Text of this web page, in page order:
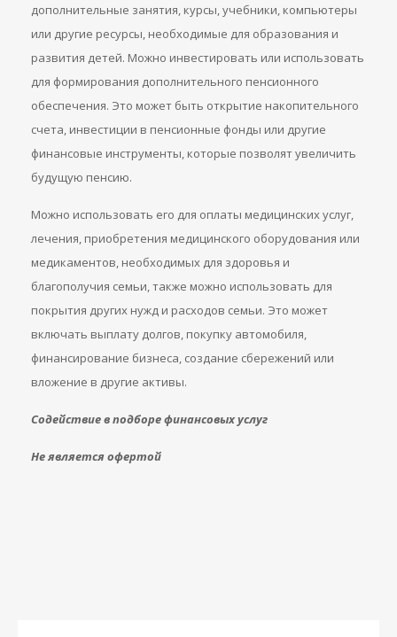
дополнительные занятия, курсы, учебники, компьютеры
или другие ресурсы, необходимые для образования и
развития детей. Можно инвестировать или использовать
для формирования дополнительного пенсионного
обеспечения. Это может быть открытие накопительного
счета, инвестиции в пенсионные фонды или другие
финансовые инструменты, которые позволят увеличить
будущую пенсию.
Можно использовать его для оплаты медицинских услуг,
лечения, приобретения медицинского оборудования или
медикаментов, необходимых для здоровья и
благополучия семьи, также можно использовать для
покрытия других нужд и расходов семьи. Это может
включать выплату долгов, покупку автомобиля,
финансирование бизнеса, создание сбережений или
вложение в другие активы.
Содействие в подборе финансовых услуг
Не является офертой